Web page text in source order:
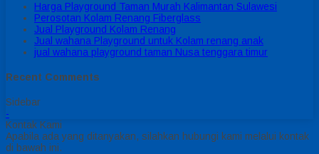
Harga Playground Taman Murah Kalimantan Sulawesi
Perosotan Kolam Renang Fiberglass
Jual Playground Kolam Renang
Jual wahana Playground untuk Kolam renang anak
jual wahana playground taman Nusa tenggara timur
Recent Comments
Sidebar
-
Kontak Kami
Apabila ada yang ditanyakan, silahkan hubungi kami melalui kontak
di bawah ini.